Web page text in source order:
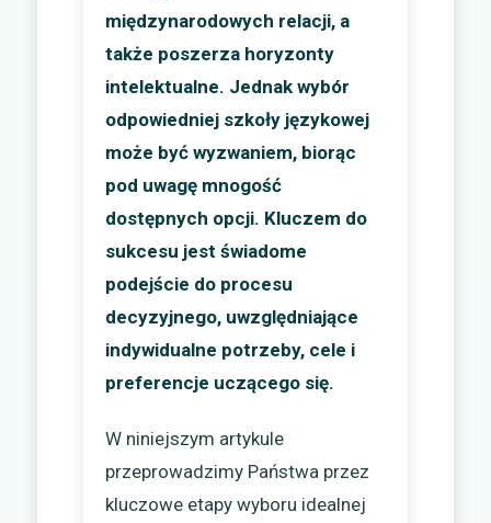
międzynarodowych relacji, a
także poszerza horyzonty
intelektualne. Jednak wybór
odpowiedniej szkoły językowej
może być wyzwaniem, biorąc
pod uwagę mnogość
dostępnych opcji. Kluczem do
sukcesu jest świadome
podejście do procesu
decyzyjnego, uwzględniające
indywidualne potrzeby, cele i
preferencje uczącego się.
W niniejszym artykule
przeprowadzimy Państwa przez
kluczowe etapy wyboru idealnej